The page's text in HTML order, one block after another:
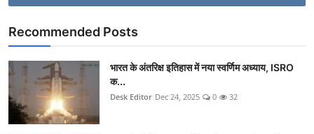
Recommended Posts
भारत के अंतरिक्ष इतिहास में नया स्वर्णिम अध्याय, ISRO
क...
Desk Editor Dec 24, 2025 0 32